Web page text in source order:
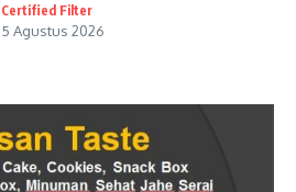
Certified Filter
5 Agustus 2026